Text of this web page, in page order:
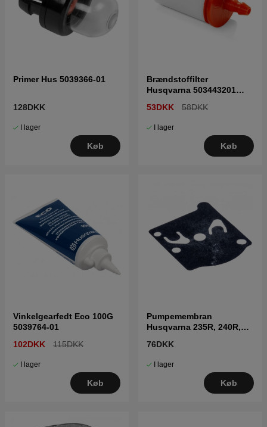
Primer Hus 5039366-01
128DKK
I lager
Køb
Brændstoffilter
Husqvarna 503443201
53DKK 58DKK
I lager
Køb
Vinkelgearfedt Eco 100G
5039764-01
102DKK
115DKK
I lager
Køb
Pumpemembran
Husqvarna 235R, 240R,
76DKK
I lager
Køb